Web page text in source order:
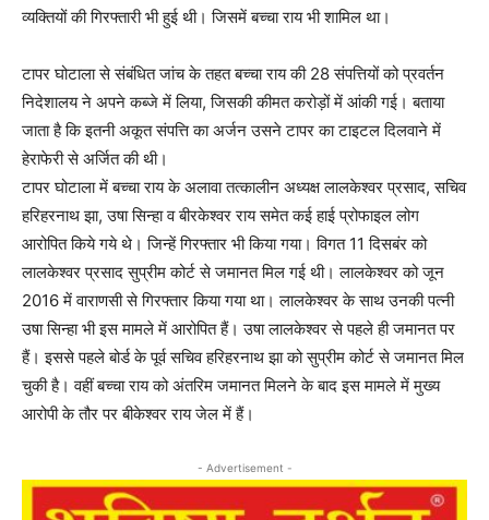
व्यक्तियों की गिरफ्तारी भी हुई थी। जिसमें बच्चा राय भी शामिल था।
टापर घोटाला से संबंधित जांच के तहत बच्चा राय की 28 संपत्तियों को प्रवर्तन
निदेशालय ने अपने कब्जे में लिया, जिसकी कीमत करोड़ों में आंकी गई। बताया
जाता है कि इतनी अकूत संपत्ति का अर्जन उसने टापर का टाइटल दिलवाने में
हेराफेरी से अर्जित की थी।
टापर घोटाला में बच्चा राय के अलावा तत्कालीन अध्यक्ष लालकेश्वर प्रसाद, सचिव
हरिहरनाथ झा, उषा सिन्हा व बीरकेश्वर राय समेत कई हाई प्रोफाइल लोग
आरोपित किये गये थे। जिन्हें गिरफ्तार भी किया गया। विगत 11 दिसबंर को
लालकेश्वर प्रसाद सुप्रीम कोर्ट से जमानत मिल गई थी। लालकेश्वर को जून
2016 में वाराणसी से गिरफ्तार किया गया था। लालकेश्वर के साथ उनकी पत्नी
उषा सिन्हा भी इस मामले में आरोपित हैं। उषा लालकेश्वर से पहले ही जमानत पर
हैं। इससे पहले बोर्ड के पूर्व सचिव हरिहरनाथ झा को सुप्रीम कोर्ट से जमानत मिल
चुकी है। वहीं बच्चा राय को अंतरिम जमानत मिलने के बाद इस मामले में मुख्य
आरोपी के तौर पर बीकेश्वर राय जेल में हैं।
- Advertisement -